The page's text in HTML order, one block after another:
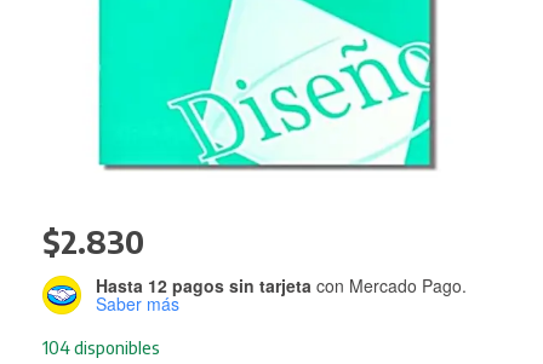
$2.830
104 disponibles
Hasta 12 pagos sin tarjeta con Mercado Pago.
Saber más